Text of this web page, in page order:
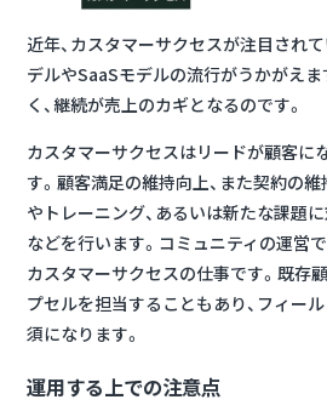
近年、カスタマーサクセスが注目され
デルやSaaSモデルの流行がうかがえま
く、継続が売上のカギとなるのです。
カスタマーサクセスはリードが顧客に
す。顧客満足の維持向上、また契約の
やトレーニング、あるいは新たな課題
などを行います。コミュニティの運営
カスタマーサクセスの仕事です。 既存
プセルを担当することもあり、フィー
須になります。
運用する上での注意点